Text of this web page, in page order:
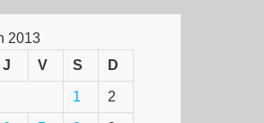
2013
J V S D
1 2